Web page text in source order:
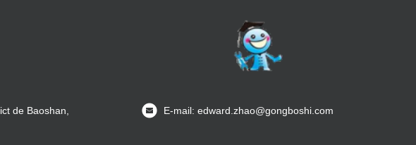
de Baoshan,
E-mail: edward.zhao@gongboshi.com